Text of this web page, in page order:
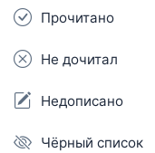
Прочитано
Не дочитал
Недописано
Чёрный список